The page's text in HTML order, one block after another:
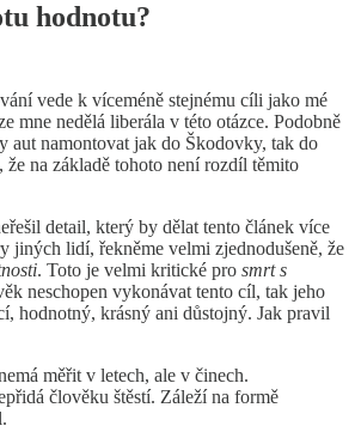
hodnotu?
vede k víceméně stejnému cíli jako mé
mne nedělá liberála v této otázce. Podobně
aut namontovat jak do Škodovky, tak do
na základě tohoto není rozdíl těmito
detail, který by dělat tento článek více
jiných lidí, řekněme velmi zjednodušeně, že
. Toto je velmi kritické pro smrt s
neschopen vykonávat tento cíl, tak jeho
hodnotný, krásný ani důstojný. Jak pravil
měřit v letech, ale v činech.
člověku štěstí. Záleží na formě